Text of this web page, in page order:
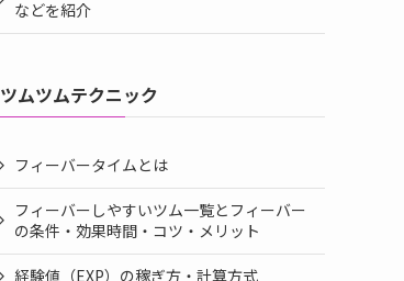
などを紹介
ツムツムテクニック
フィーバータイムとは
フィーバーしやすいツム一覧とフィーバー
の条件・効果時間・コツ・メリット
経験値（EXP）の稼ぎ方・計算方式